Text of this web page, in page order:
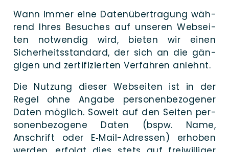
Wann immer eine Daten­über­tragung wäh­
rend Ihres Besu­ches auf unse­ren Web­sei­
ten not­wendig wird, bie­ten wir einen
Sicher­heits­standard, der sich an die gän­
gi­gen und zerti­fizierten Ver­fahren anlehnt.
Die Nut­zung die­ser Web­sei­ten ist in der
Regel ohne Anga­be per­sonen­be­zogener
Daten mög­lich. Soweit auf den Sei­ten per­
sonen­be­zogene Daten (bspw. Name,
Anschrift oder E‑Mail-Adres­­sen) er­hoben